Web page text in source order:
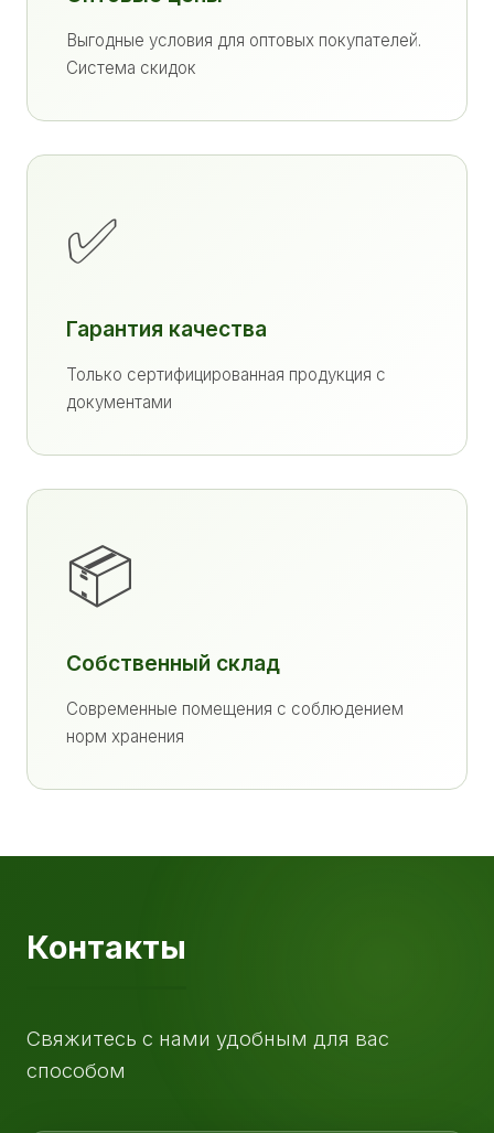
Выгодные условия для оптовых покупателей.
Система скидок
✅
Гарантия качества
Только сертифицированная продукция с
документами
📦
Собственный склад
Современные помещения с соблюдением
норм хранения
Контакты
Свяжитесь с нами удобным для вас
способом